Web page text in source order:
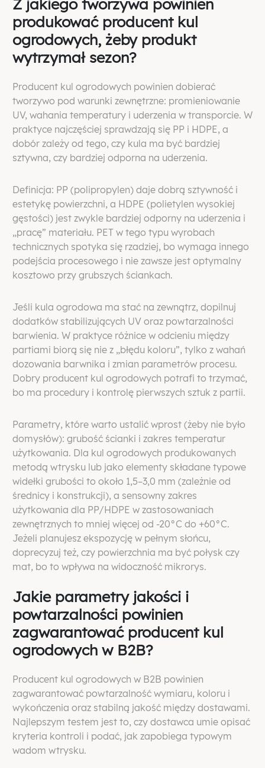
Z jakiego tworzywa powinien
produkować producent kul
ogrodowych, żeby produkt
wytrzymał sezon?
Producent kul ogrodowych powinien dobierać
tworzywo pod warunki zewnętrzne: promieniowanie
UV, wahania temperatury i uderzenia w transporcie. W
praktyce najczęściej sprawdzają się PP i HDPE, a
dobór zależy od tego, czy kula ma być bardziej
sztywna, czy bardziej odporna na uderzenia.
Definicja: PP (polipropylen) daje dobrą sztywność i
estetykę powierzchni, a HDPE (polietylen wysokiej
gęstości) jest zwykle bardziej odporny na uderzenia i
„pracę” materiału. PET w tego typu wyrobach
technicznych spotyka się rzadziej, bo wymaga innego
podejścia procesowego i nie zawsze jest optymalny
kosztowo przy grubszych ściankach.
Jeśli kula ogrodowa ma stać na zewnątrz, dopilnuj
dodatków stabilizujących UV oraz powtarzalności
barwienia. W praktyce różnice w odcieniu między
partiami biorą się nie z „błędu koloru”, tylko z wahań
dozowania barwnika i zmian parametrów procesu.
Dobry producent kul ogrodowych potrafi to trzymać,
bo ma procedury i kontrolę pierwszych sztuk z partii.
Parametry, które warto ustalić wprost (żeby nie było
domysłów): grubość ścianki i zakres temperatur
użytkowania. Dla kul ogrodowych produkowanych
metodą wtrysku lub jako elementy składane typowe
widełki grubości to około 1,5–3,0 mm (zależnie od
średnicy i konstrukcji), a sensowny zakres
użytkowania dla PP/HDPE w zastosowaniach
zewnętrznych to mniej więcej od -20°C do +60°C.
Jeżeli planujesz ekspozycję w pełnym słońcu,
doprecyzuj też, czy powierzchnia ma być połysk czy
mat, bo to wpływa na widoczność mikrorys.
Jakie parametry jakości i
powtarzalności powinien
zagwarantować producent kul
ogrodowych w B2B?
Producent kul ogrodowych w B2B powinien
zagwarantować powtarzalność wymiaru, koloru i
wykończenia oraz stabilną jakość między dostawami.
Najlepszym testem jest to, czy dostawca umie opisać
kryteria kontroli i podać, jak zapobiega typowym
wadom wtrysku.